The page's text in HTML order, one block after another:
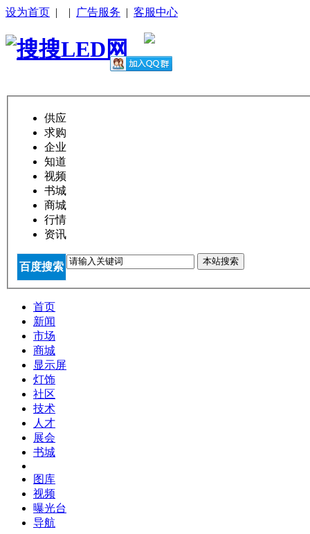
设为首页 | | 广告服务 | 客服中心
供应
求购
企业
知道
视频
书城
商城
行情
资讯
百度搜索 本站搜索
首页
新闻
市场
商城
显示屏
灯饰
社区
技术
人才
展会
书城
图库
视频
曝光台
导航